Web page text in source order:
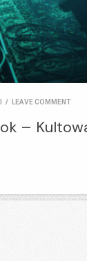
/ LEAVE COMMENT
–